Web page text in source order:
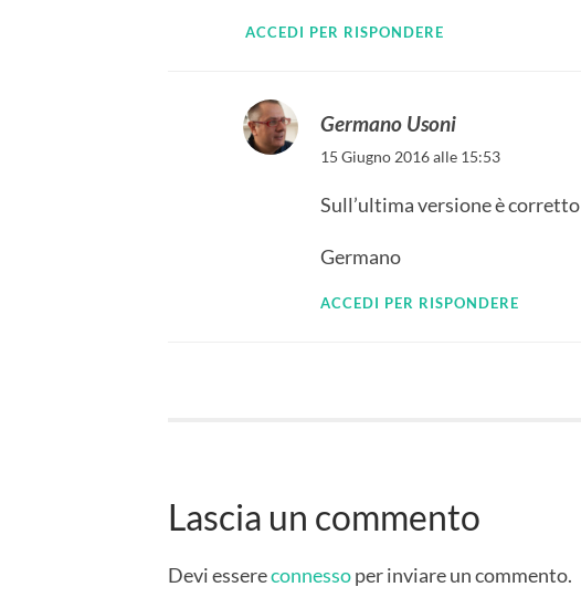
ACCEDI PER RISPONDERE
Germano Usoni
15 Giugno 2016 alle 15:53
Sull’ultima versione è corretto
Germano
ACCEDI PER RISPONDERE
Lascia un commento
Devi essereconnessoper inviare un commento.